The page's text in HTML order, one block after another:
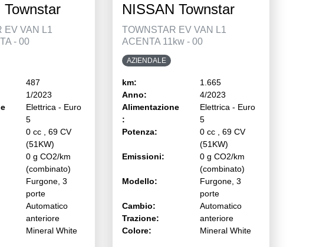
Townstar
EV VAN L1
- 00
487
1/2023
Elettrica - Euro
5
0 cc , 69 CV
(51KW)
0 g CO2/km
(combinato)
Furgone, 3
porte
Automatico
anteriore
Mineral White
NISSAN Townstar
TOWNSTAR EV VAN L1
ACENTA 11kw - 00
AZIENDALE
km:
1.665
Anno:
4/2023
Alimentazione
:
Elettrica - Euro
5
Potenza:
0 cc , 69 CV
(51KW)
Emissioni:
0 g CO2/km
(combinato)
Modello:
Furgone, 3
porte
Cambio:
Automatico
Trazione:
anteriore
Colore:
Mineral White